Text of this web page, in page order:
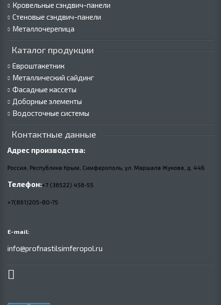
Кровельные сэндвич-панели
Стеновые сэндвич-панели
Металлочерепица
Каталог продукции
Евроштакетник
Металлический сайдинг
Фасадные кассеты
Доборные элементы
Водосточные системы
Контактные данные
Адрес производства:
Россия, Республика Крым, Симферополь, ул. Маршала Жукова, д. 44Б
Телефон:+7 (36522) 456-55
+7(861)205-80-75
E-mail:
info@profnastilsimferopol.ru